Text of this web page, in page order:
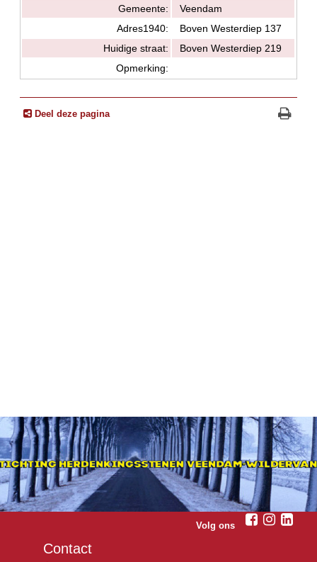
Gemeente:
Veendam
Adres1940:
Boven Westerdiep 137
Huidige straat:
Boven Westerdiep 219
Opmerking:
Deel deze pagina
Volg ons
Contact